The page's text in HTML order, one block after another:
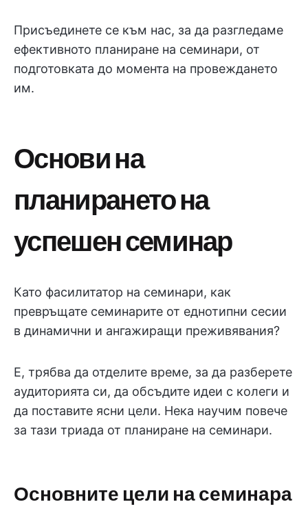
Присъединете се към нас, за да разгледаме
ефективното планиране на семинари, от
подготовката до момента на провеждането
им.
Основи на
планирането на
успешен семинар
Като фасилитатор на семинари, как
превръщате семинарите от еднотипни сесии
в динамични и ангажиращи преживявания?
Е, трябва да отделите време, за да разберете
аудиторията си, да обсъдите идеи с колеги и
да поставите ясни цели. Нека научим повече
за тази триада от планиране на семинари.
Основните цели на семинара